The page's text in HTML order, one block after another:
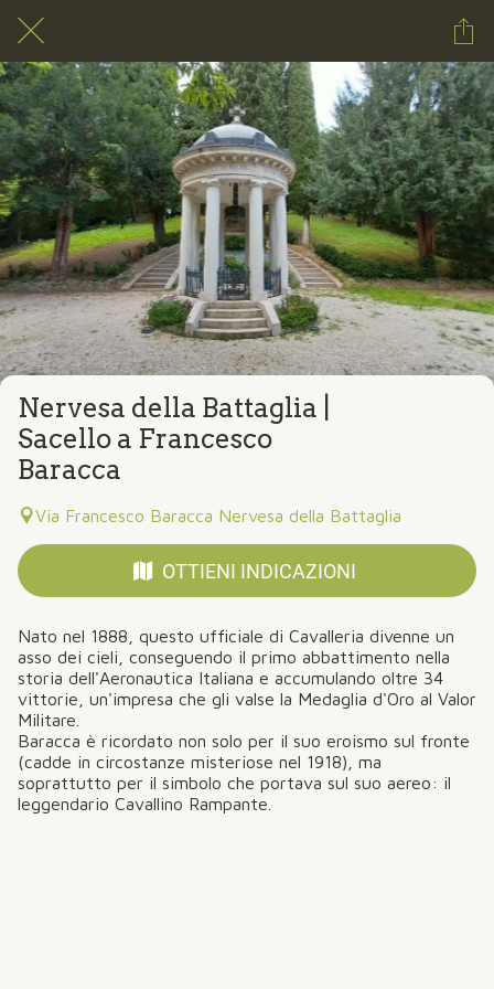
Nervesa della Battaglia |
Sacello a Francesco
Baracca
Via Francesco Baracca Nervesa della Battaglia
OTTIENI INDICAZIONI
Nato nel 1888, questo ufficiale di Cavalleria divenne un
asso dei cieli, conseguendo il primo abbattimento nella
storia dell'Aeronautica Italiana e accumulando oltre 34
vittorie, un'impresa che gli valse la Medaglia d'Oro al Valor
Militare.
Baracca è ricordato non solo per il suo eroismo sul fronte
(cadde in circostanze misteriose nel 1918), ma
soprattutto per il simbolo che portava sul suo aereo: il
leggendario Cavallino Rampante.